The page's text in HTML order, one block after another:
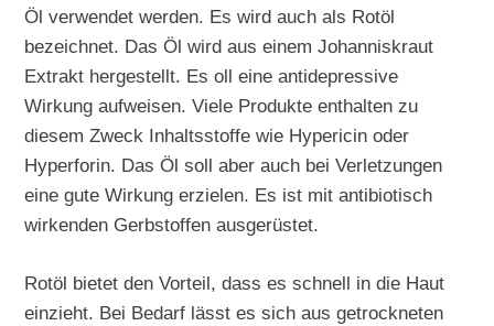
Öl verwendet werden. Es wird auch als Rotöl
bezeichnet. Das Öl wird aus einem Johanniskraut
Extrakt hergestellt. Es oll eine antidepressive
Wirkung aufweisen. Viele Produkte enthalten zu
diesem Zweck Inhaltsstoffe wie Hypericin oder
Hyperforin. Das Öl soll aber auch bei Verletzungen
eine gute Wirkung erzielen. Es ist mit antibiotisch
wirkenden Gerbstoffen ausgerüstet.
Rotöl bietet den Vorteil, dass es schnell in die Haut
einzieht. Bei Bedarf lässt es sich aus getrockneten